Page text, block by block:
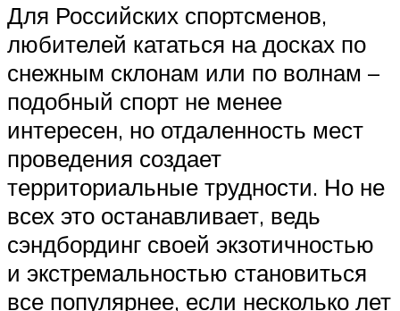
Для Российских спортсменов,
любителей кататься на досках по
снежным склонам или по волнам –
подобный спорт не менее
интересен, но отдаленность мест
проведения создает
территориальные трудности. Но не
всех это останавливает, ведь
сэндбординг своей экзотичностью
и экстремальностью становиться
все популярнее, если несколько лет